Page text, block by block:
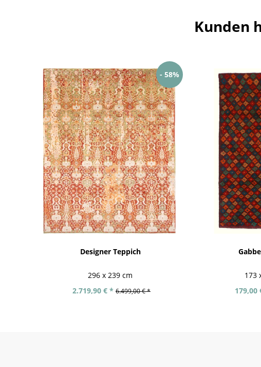
Kunden
- 58%
Designer Teppich
296 x 239 cm
2.719,90 € * 6.499,00 € *
173
179,00